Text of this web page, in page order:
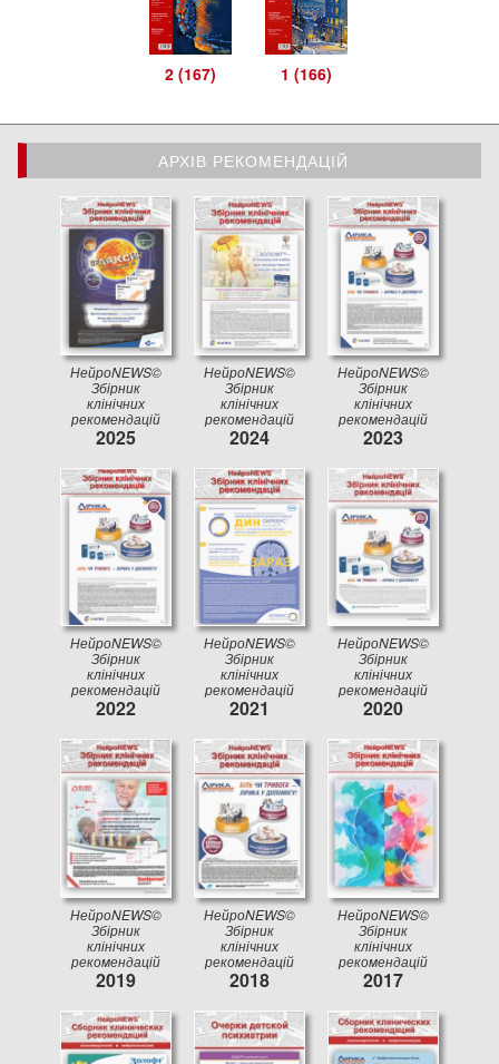
2 (167) 1 (166)
АРХІВ РЕКОМЕНДАЦІЙ
АРХІВ РЕКОМЕНДАЦІЙ
НейроNEWS©
Збірник
клінічних
рекомендацій
2025
НейроNEWS©
Збірник
клінічних
рекомендацій
2024
НейроNEWS©
Збірник
клінічних
рекомендацій
2023
НейроNEWS©
Збірник
клінічних
рекомендацій
2022
НейроNEWS©
Збірник
клінічних
рекомендацій
2021
НейроNEWS©
Збірник
клінічних
рекомендацій
2020
НейроNEWS©
Збірник
клінічних
рекомендацій
2019
НейроNEWS©
Збірник
клінічних
рекомендацій
2018
НейроNEWS©
Збірник
клінічних
рекомендацій
2017